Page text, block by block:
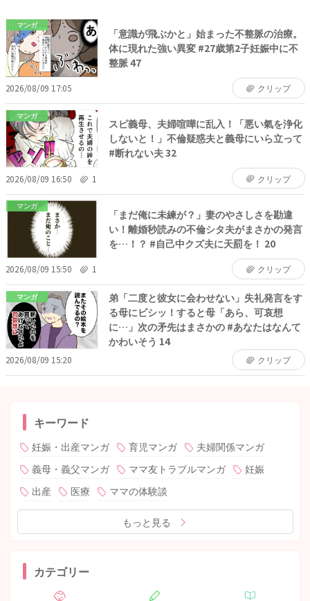
マンガ
「意識が飛ぶかと」始まった不整脈の治療。
体に現れた強い異変 #27歳第2子妊娠中に不
整脈 47
2026/08/09 17:05 クリップ
マンガ
スピ義母、夫婦喧嘩に乱入！「悪い氣を浄化
しないと！」不倫疑惑夫と義母にいら立って
#断れない夫 32
2026/08/09 16:50 1 クリップ
マンガ
「まだ俺に未練が？」妻のやさしさを勘違
い！離婚秒読みの不倫シタ夫がまさかの発言
を…！？ #自己中クズ夫に天罰を！ 20
2026/08/09 15:50 1 クリップ
マンガ
弟「二度と彼女に会わせない」失礼発言をす
る母にビシッ！すると母「あら、可哀想
に…」次の矛先はまさかの #あなたはなんて
かわいそう 14
2026/08/09 15:20 クリップ
キーワード
妊娠・出産マンガ 育児マンガ
夫婦関係マンガ
義母・義父マンガ
ママ友トラブルマンガ
妊娠
出産
医療 ママの体験談
もっと見る
カテゴリー